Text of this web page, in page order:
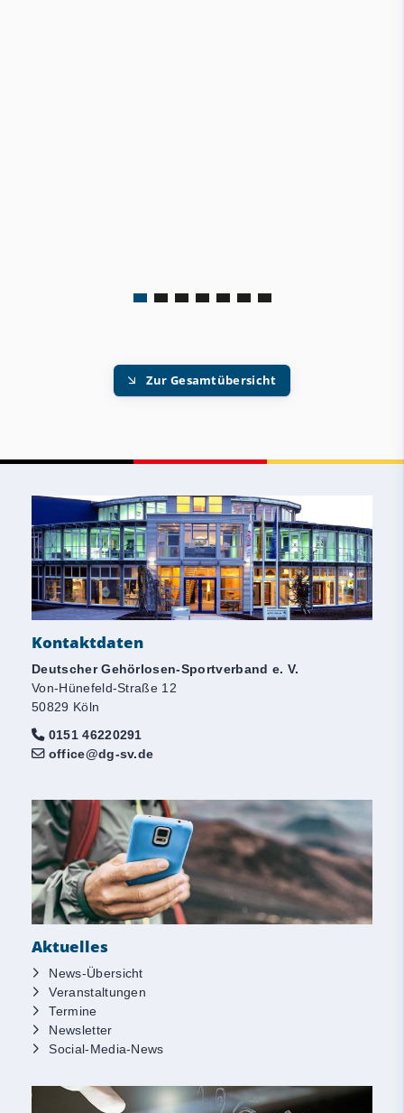
Zur Gesamtübersicht
Kontaktdaten
Deutscher Gehörlosen-Sportverband e. V.
Von-Hünefeld-Straße 12
50829 Köln
0151 46220291
office@dg-sv.de
Aktuelles
News-Übersicht
Veranstaltungen
Termine
Newsletter
Social-Media-News